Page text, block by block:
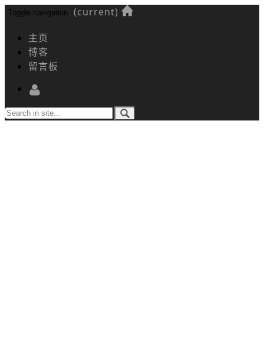
个人资料
Toggle navigation (current)
主页
博客
留言板